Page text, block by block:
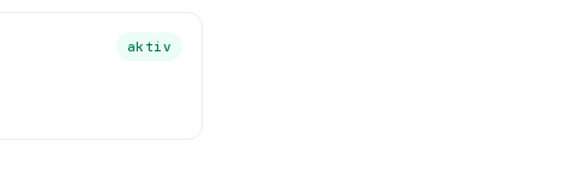
aktiv